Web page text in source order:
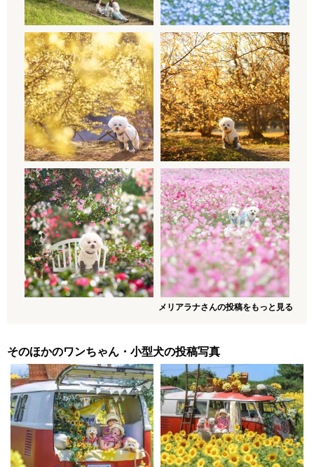
メリアラナさんの投稿をもっと見る
そのほかのワンちゃん・小型犬の投稿写真